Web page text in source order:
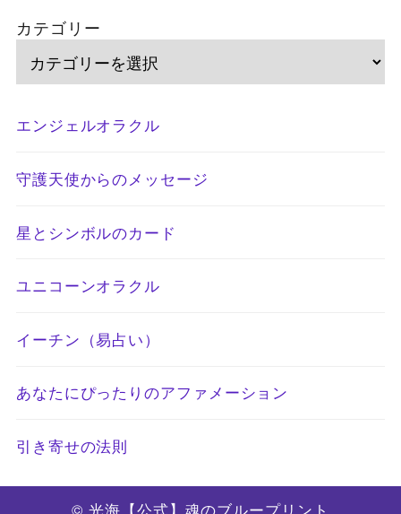
カテゴリー
エンジェルオラクル
守護天使からのメッセージ
星とシンボルのカード
ユニコーンオラクル
イーチン（易占い）
あなたにぴったりのアファメーション
引き寄せの法則
© 光海【公式】魂のブループリント